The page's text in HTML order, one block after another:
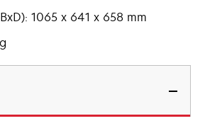
1065 x 641 x 658 mm